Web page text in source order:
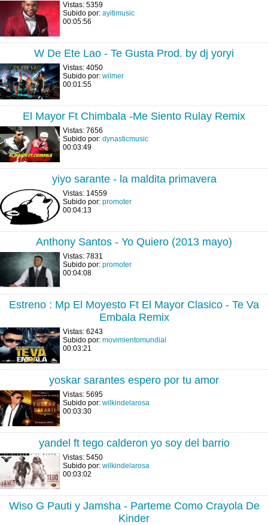
Vistas: 5359
Subido por: ayitimusic
00:05:56
W De Ete Lao - Te Gusta Prod. by dj yoryi
Vistas: 4050
Subido por: wilmer
00:01:55
El Mayor Ft Chimbala -Me Siento Rulay Remix
Vistas: 7656
Subido por: dynasticmusic
00:03:49
yiyo sarante - la maldita primavera
Vistas: 14559
Subido por: promoter
00:04:13
Anthony Santos - Yo Quiero (2013 mayo)
Vistas: 7831
Subido por: promoter
00:04:08
Estreno : Mp El Moyesto Ft El Mayor Clasico - Te Va
Embala Remix
Vistas: 6243
Subido por: movimientomundial
00:03:21
yoskar sarantes espero por tu amor
Vistas: 5695
Subido por: wilkindelarosa
00:03:30
yandel ft tego calderon yo soy del barrio
Vistas: 5450
Subido por: wilkindelarosa
00:03:02
Wiso G Pauti y Jamsha - Parteme Como Crayola De
Kinder